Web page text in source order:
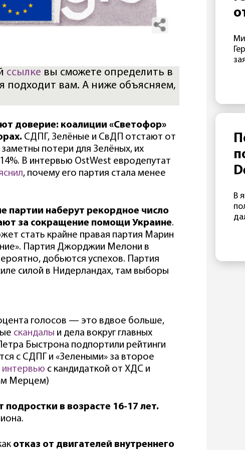
ссылке вы сможете определить в
подходит вам. А ниже объясняем,
доверие: коалиции «Светофор»
СДПГ, Зелёные и СвДП отстают от
потери для Зелёных, их
В интервью OstWest евродепутат
, почему его партия стала менее
партии наберут рекордное число
за сокращение помощи Украине.
стать крайне правая партия Марин
Партия Джорджии Мелони в
добьются успехов. Партия
силой в Нидерландах, там выборы
голосов — это вдвое больше,
скандалы и дела вокруг главных
Быстрона подпортили рейтинги
с СДПГ и «Зелеными» за второе
интервью с кандидаткой от ХДС и
Мерцем)
подростки в возрасте 16-17 лет.
отказ от двигателей внутреннего
В